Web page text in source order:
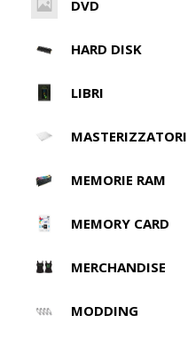
DVD
HARD DISK
LIBRI
MEMORIE RAM
MEMORY CARD
MERCHANDISE
MODDING